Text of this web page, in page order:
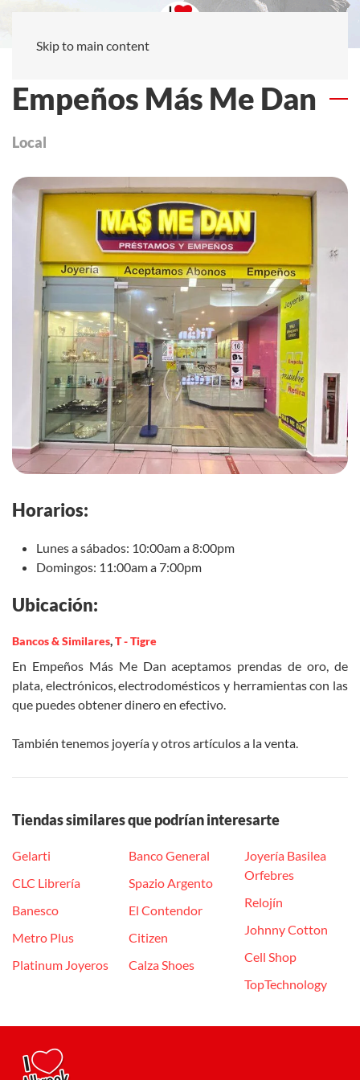
Skip to main content
Empeños Más Me Dan
Local
Horarios:
Lunes a sábados: 10:00am a 8:00pm
Domingos: 11:00am a 7:00pm
Ubicación:
Bancos & Similares,T - Tigre
En Empeños Más Me Dan aceptamos prendas de oro, de
plata, electrónicos, electrodomésticos y herramientas con las
que puedes obtener dinero en efectivo.
También tenemos joyería y otros artículos a la venta.
Tiendas similares que podrían interesarte
Gelarti
CLC Librería
Banesco
Metro Plus
Platinum Joyeros
Banco General
Spazio Argento
El Contendor
Citizen
Calza Shoes
Joyería Basilea
Orfebres
Relojín
Johnny Cotton
Cell Shop
TopTechnology